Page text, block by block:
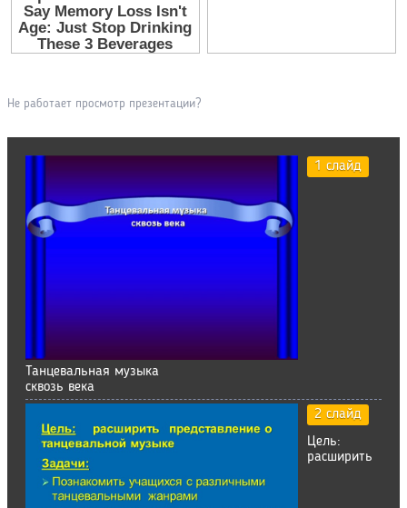
Не работает просмотр презентации?
1 слайд
Танцевальная музыка
сквозь века
2 слайд
Цель:
расширить